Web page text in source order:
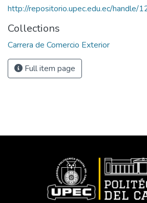
http://repositorio.upec.edu.ec/
Collections
Carrera de Comercio Exterior
Full item page